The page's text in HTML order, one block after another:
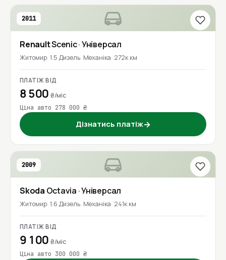
2011
RenaultScenic· Універсал
Житомир 1.5 Дизель Механіка 272к км
ПЛАТІЖ ВІД
8 500₴/міс
Ціна авто 278 000 ₴
Дізнатись платіж→
2009
Skoda Octavia · Універсал
Житомир 1.6 Дизель Механіка 241к км
ПЛАТІЖ ВІД
9 100₴/міс
Ціна авто 300 000 ₴